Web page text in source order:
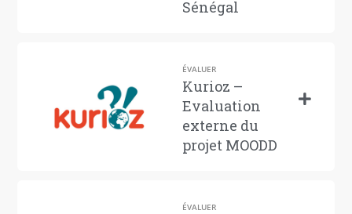
Sénégal
ÉVALUER
Kurioz –
Evaluation
externe du
projet MOODD
ÉVALUER